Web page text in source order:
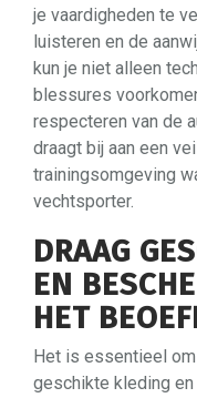
je vaardigheden te
luisteren en de
kun je niet alleen
blessures
respecteren van de
draagt bij aan een
trainingsomgeving
vechtsporter.
DRAAG
EN
HET
Het is essentieel
geschikte kleding